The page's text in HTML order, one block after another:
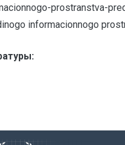
prostranstva-
informacionnogo